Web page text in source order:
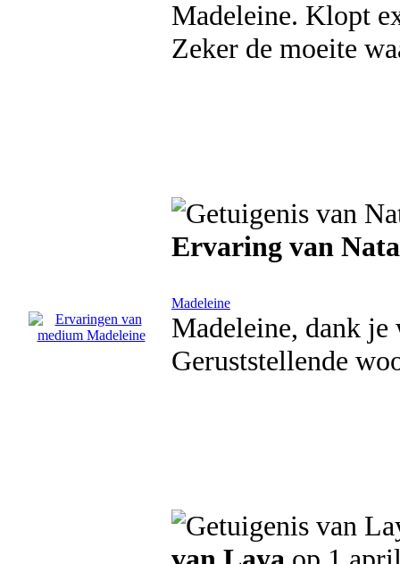
Madeleine. Klopt
Zeker de moeite
Ervaring van
Madeleine
Madeleine, dank
Geruststellende